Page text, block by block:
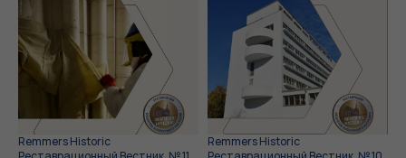
Remmers Historic
Remmers Historic